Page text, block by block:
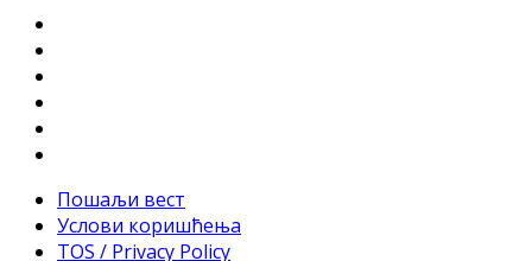
Пошаљи вест
Услови коришћења
TOS / Privacy Policy